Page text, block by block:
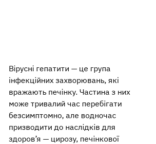
Вірусні гепатити — це група
інфекційних захворювань, які
вражають печінку. Частина з них
може тривалий час перебігати
безсимптомно, але водночас
призводити до наслідків для
здоров’я — цирозу, печінкової